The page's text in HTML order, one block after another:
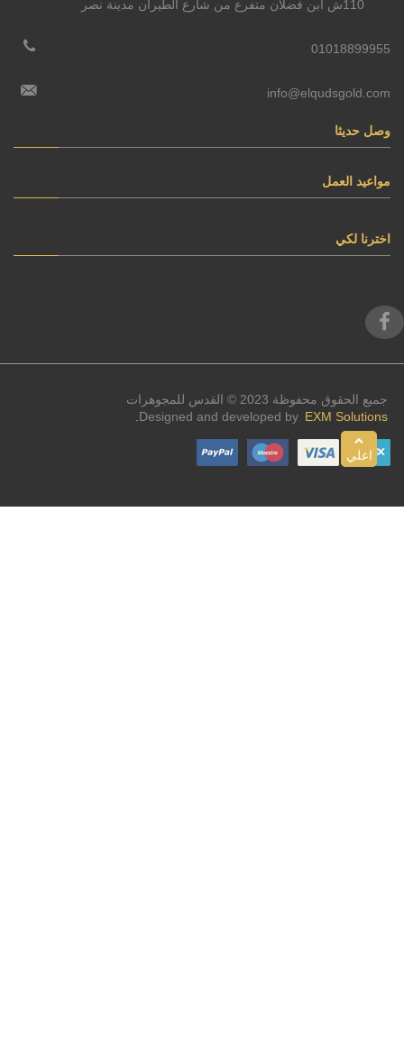
110ش ابن فضلان متفرع من شارع الطيران مدينة نصر
01018899955
info@elqudsgold.com
وصل حديثا
مواعيد العمل
اخترنا لكي
جميع الحقوق محفوظة 2023 © القدس للمجوهرات
Designed and developed by EXM Solutions.
اعلي